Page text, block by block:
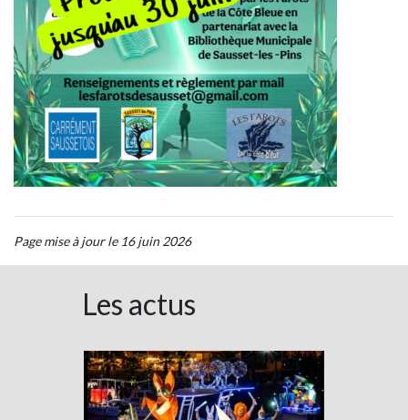
Page mise à jour le 16 juin 2026
Les actus